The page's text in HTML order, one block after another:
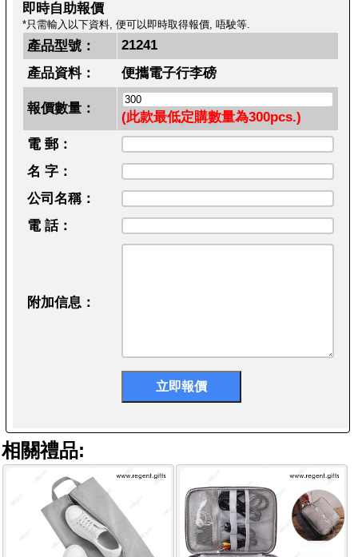
即時自助報價
*只需輸入以下資料, 便可以即時取得報價, 唔駛等.
產品型號：
21241
產品資料：
便攜電子行李磅
報價數量：
(此款最低定購數量為300pcs.)
電 郵：
名 字：
公司名稱：
電 話：
附加信息：
相關禮品: